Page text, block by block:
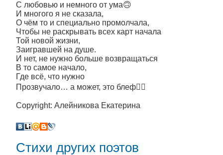
С любовью и немного от ума🙃
И многого я не сказала,
О чём то и специально промолчала,
Чтобы не раскрывать всех карт начала
Той новой жизни,
Заигравшей на душе.
И нет, не нужно больше возвращаться
В то самое начало,
Где всё, что нужно
Прозвучало… а может, это блеф🤷‍♀️
Copyright: Алейникова Екатерина
Стихи других поэтов